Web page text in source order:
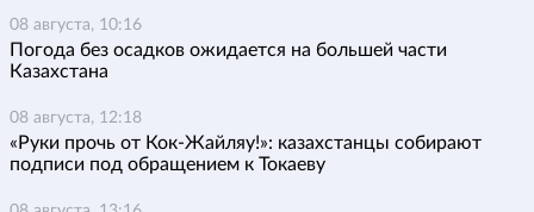
08 августа, 10:16
Погода без осадков ожидается на большей части
Казахстана
08 августа, 12:18
«Руки прочь от Кок-Жайляу!»: казахстанцы собирают
подписи под обращением к Токаеву